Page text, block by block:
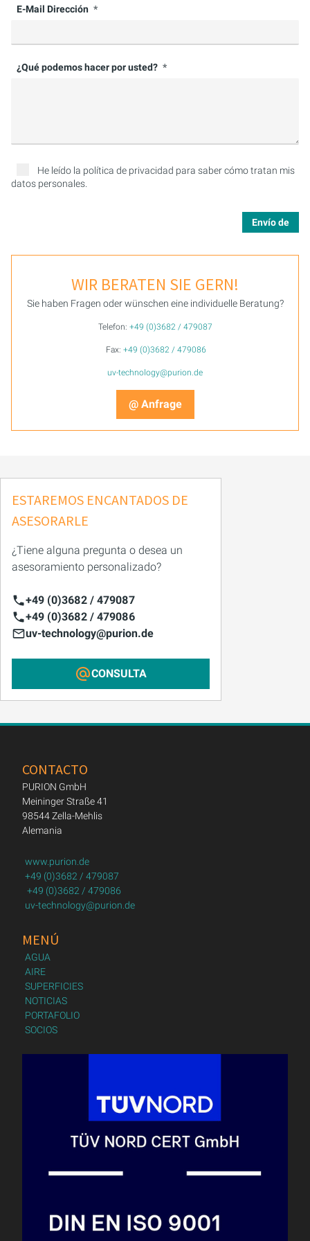
E-Mail Dirección
¿Qué podemos hacer por usted?
He leído la política de privacidad para saber cómo tratan mis
datos personales.
Envío de
WIR BERATEN SIE GERN!
Sie haben Fragen oder wünschen eine individuelle Beratung?
Telefon: +49 (0)3682 / 479087
Fax: +49 (0)3682 / 479086
uv-technology@purion.de
@ Anfrage
ESTAREMOS ENCANTADOS DE
ASESORARLE
¿Tiene alguna pregunta o desea un
asesoramiento personalizado?
+49 (0)3682 / 479087
+49 (0)3682 / 479086
uv-technology@purion.de
CONSULTA
CONTACTO
PURION GmbH
Meininger Straße 41
98544 Zella-Mehlis
Alemania
www.purion.de
+49 (0)3682 / 479087
+49 (0)3682 / 479086
uv-technology@purion.de
MENÚ
AGUA
AIRE
SUPERFICIES
NOTICIAS
PORTAFOLIO
SOCIOS